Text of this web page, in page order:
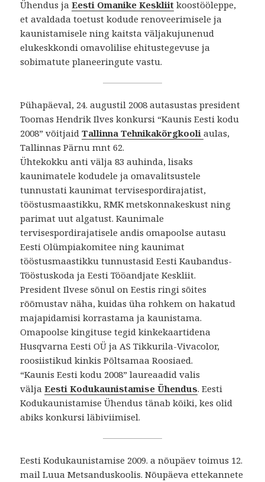
Ühendus jaEesti Omanike Keskliit koostööleppe,
et avaldada toetust kodude renoveerimisele ja
kaunistamisele ning kaitsta väljakujunenud
elukeskkondi omavolilise ehitustegevuse ja
sobimatute planeeringute vastu.
Pühapäeval, 24. augustil 2008 autasustas president
Toomas Hendrik Ilves konkursi “Kaunis Eesti kodu
2008” võitjaidTallinna Tehnikakõrgkooli aulas,
Tallinnas Pärnu mnt 62.
Ühtekokku anti välja 83 auhinda, lisaks
kaunimatele kodudele ja omavalitsustele
tunnustati kaunimat tervisespordirajatist,
tööstusmaastikku, RMK metskonnakeskust ning
parimat uut algatust. Kaunimale
tervisespordirajatisele andis omapoolse autasu
Eesti Olümpiakomitee ning kaunimat
tööstusmaastikku tunnustasid Eesti Kaubandus-
Tööstuskoda ja Eesti Tööandjate Keskliit.
President Ilvese sõnul on Eestis ringi sõites
rõõmustav näha, kuidas üha rohkem on hakatud
majapidamisi korrastama ja kaunistama.
Omapoolse kingituse tegid kinkekaartidena
Husqvarna Eesti OÜ ja AS Tikkurila-Vivacolor,
roosiistikud kinkis Põltsamaa Roosiaed.
“Kaunis Eesti kodu 2008” laureaadid valis
väljaEesti Kodukaunistamise Ühendus. Eesti
Kodukaunistamise Ühendus tänab kõiki, kes olid
abiks konkursi läbiviimisel.
Eesti Kodukaunistamise 2009. a nõupäev toimus 12.
mail Luua Metsanduskoolis. Nõupäeva ettekannete